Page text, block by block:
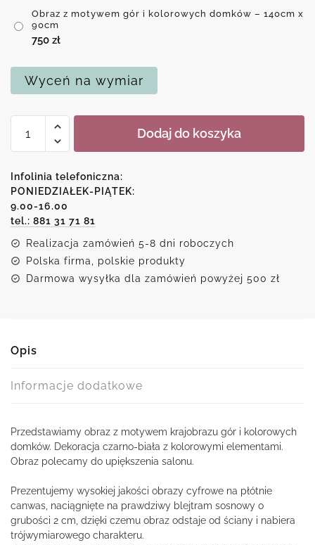
Obraz z motywem gór i kolorowych domków – 140cm x
90cm
750 zł
Wyceń na wymiar
Obraz
motywem
gór
i
kolorowych
domków
Dodaj do koszyka
Infolinia telefoniczna:
PONIEDZIAŁEK-PIĄTEK:
9.00-16.00
tel.: 881 31 71 81
Realizacja zamówień 5-8 dni roboczych
Polska firma, polskie produkty
Darmowa wysyłka dla zamówień powyżej 500 zł
Opis
Informacje dodatkowe
Przedstawiamy obraz z motywem krajobrazu gór i kolorowych
domków. Dekoracja czarno-biała z kolorowymi elementami.
Obraz polecamy do upiększenia salonu.
Prezentujemy wysokiej jakości obrazy cyfrowe na płótnie
canwas, naciągnięte na prawdziwy blejtram sosnowy o
grubości 2 cm, dzięki czemu obraz odstaje od ściany i nabiera
trójwymiarowego charakteru.